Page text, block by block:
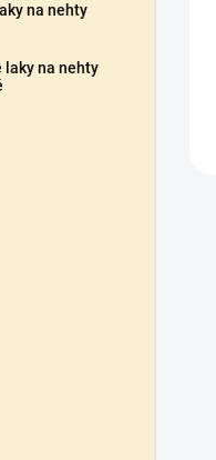
na nehty
laky na nehty